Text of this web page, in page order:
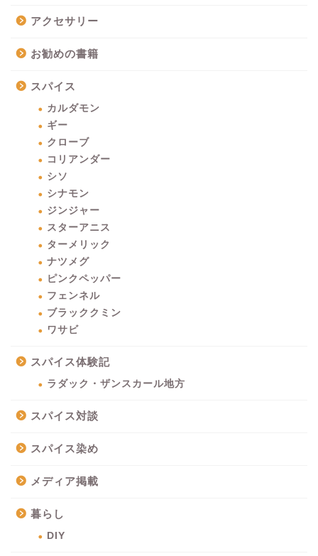
アクセサリー
お勧めの書籍
スパイス
カルダモン
ギー
クローブ
コリアンダー
シソ
シナモン
ジンジャー
スターアニス
ターメリック
ナツメグ
ピンクペッパー
フェンネル
ブラッククミン
ワサビ
スパイス体験記
ラダック・ザンスカール地方
スパイス対談
スパイス染め
メディア掲載
暮らし
DIY